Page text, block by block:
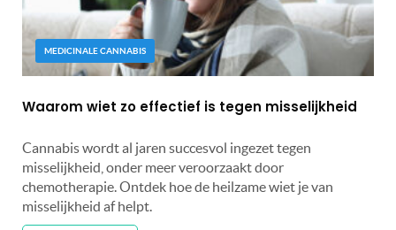
MEDICINALE CANNABIS
Waarom wiet zo effectief is tegen misselijkheid
Cannabis wordt al jaren succesvol ingezet tegen
misselijkheid, onder meer veroorzaakt door
chemotherapie. Ontdek hoe de heilzame wiet je van
misselijkheid af helpt.